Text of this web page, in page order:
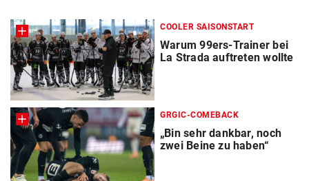
COOLER SAISONSTART
Warum 99ers-Trainer bei
La Strada auftreten wollte
GRGIC-COMEBACK
„Bin sehr dankbar, noch
zwei Beine zu haben“